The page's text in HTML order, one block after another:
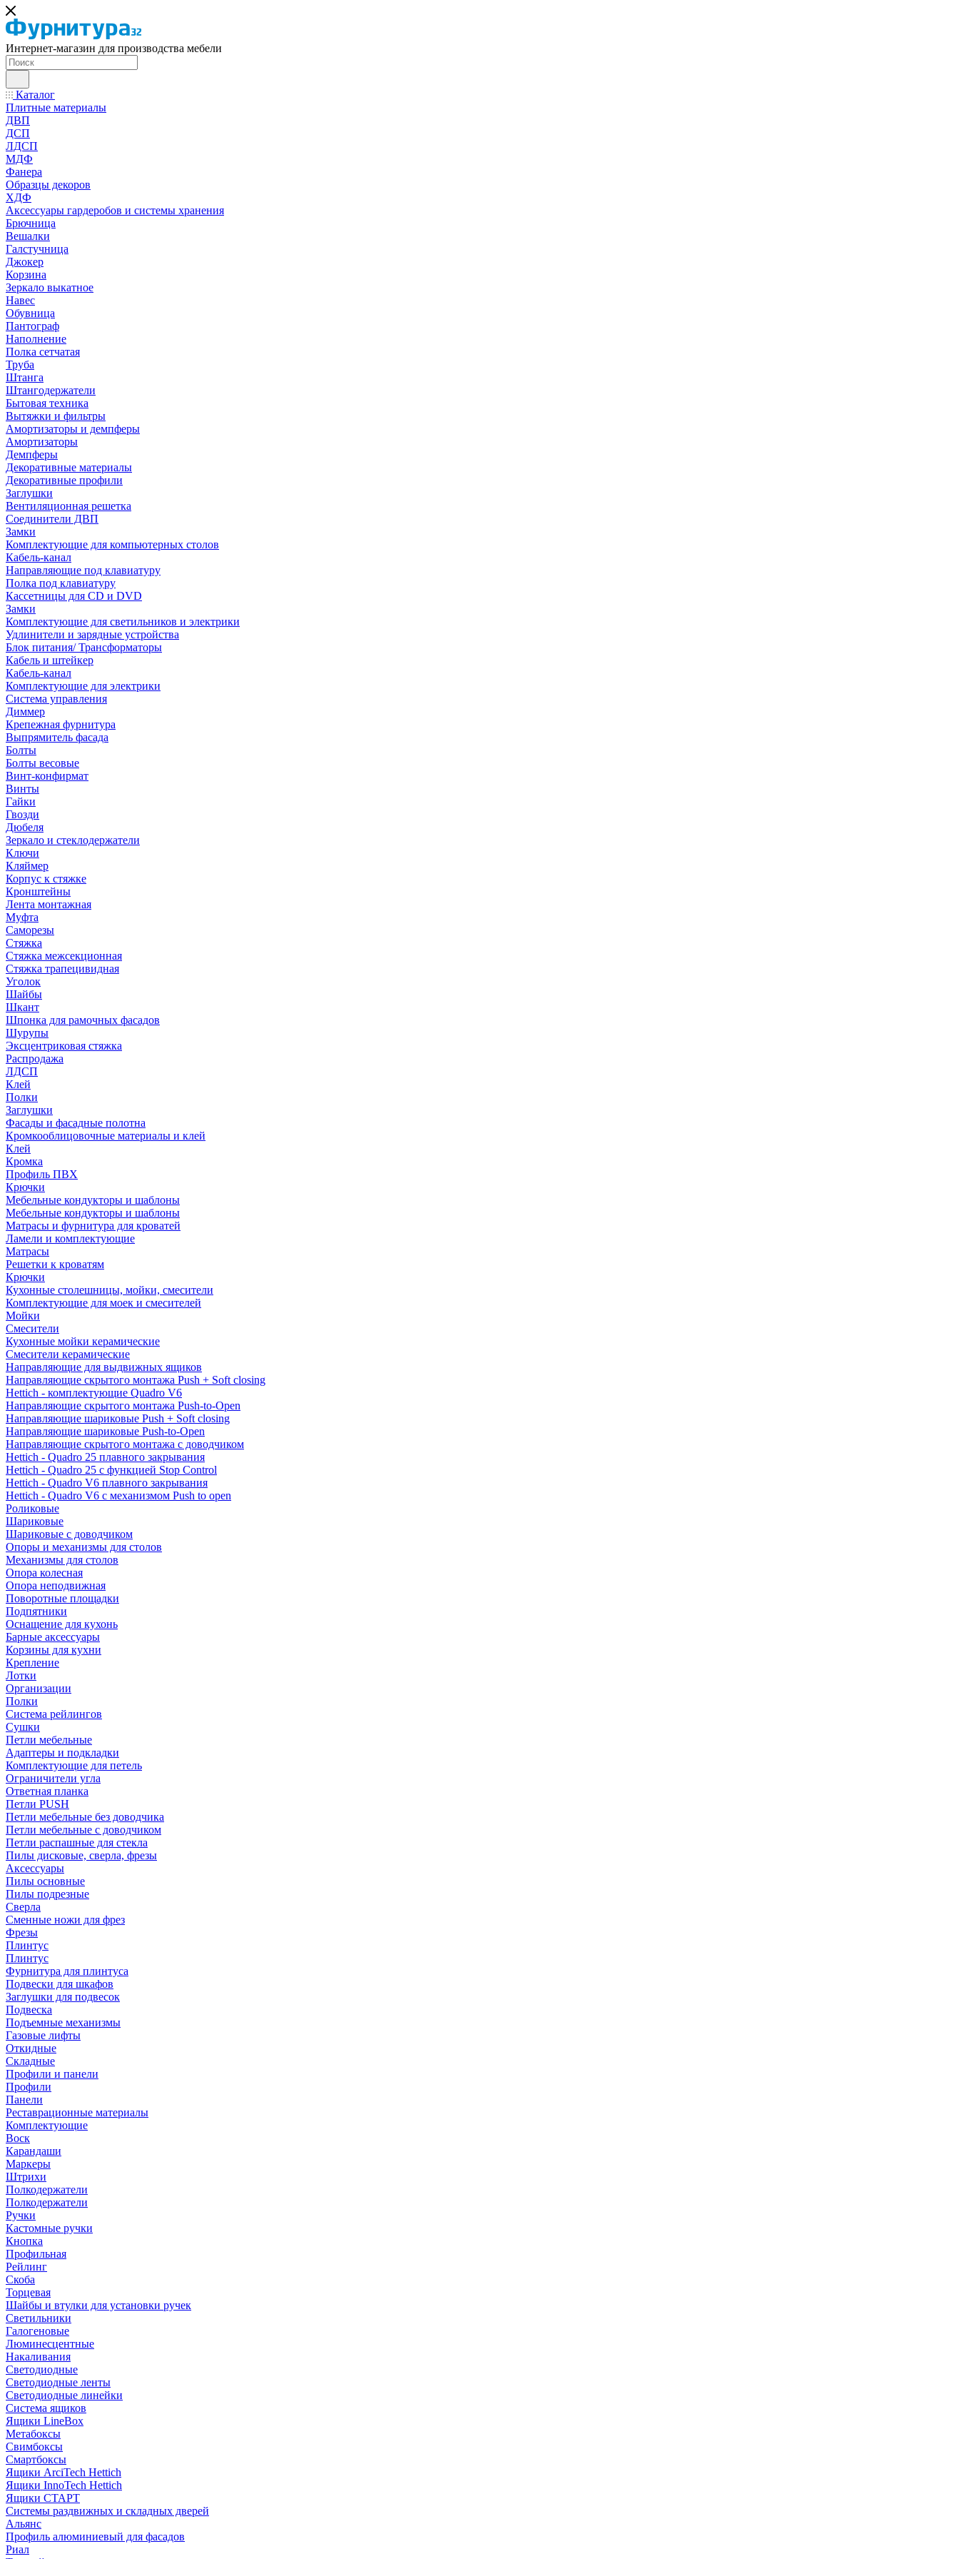
Интернет-магазин для производства мебели
Каталог
Плитные материалы
ДВП
ДСП
ЛДСП
МДФ
Фанера
Образцы декоров
ХДФ
Аксессуары гардеробов и системы хранения
Брючница
Вешалки
Галстучница
Джокер
Корзина
Зеркало выкатное
Навес
Обувница
Пантограф
Наполнение
Полка сетчатая
Труба
Штанга
Штангодержатели
Бытовая техника
Вытяжки и фильтры
Амортизаторы и демпферы
Амортизаторы
Демпферы
Декоративные материалы
Декоративные профили
Заглушки
Вентиляционная решетка
Соединители ДВП
Замки
Комплектующие для компьютерных столов
Кабель-канал
Направляющие под клавиатуру
Полка под клавиатуру
Кассетницы для CD и DVD
Замки
Комплектующие для светильников и электрики
Удлинители и зарядные устройства
Блок питания/ Трансформаторы
Кабель и штейкер
Кабель-канал
Комплектующие для электрики
Система управления
Диммер
Крепежная фурнитура
Выпрямитель фасада
Болты
Болты весовые
Винт-конфирмат
Винты
Гайки
Гвозди
Дюбеля
Зеркало и стеклодержатели
Ключи
Кляймер
Корпус к стяжке
Кронштейны
Лента монтажная
Муфта
Саморезы
Стяжка
Стяжка межсекционная
Стяжка трапецивидная
Уголок
Шайбы
Шкант
Шпонка для рамочных фасадов
Шурупы
Эксцентриковая стяжка
Распродажа
ЛДСП
Клей
Полки
Заглушки
Фасады и фасадные полотна
Кромкооблицовочные материалы и клей
Клей
Кромка
Профиль ПВХ
Крючки
Мебельные кондукторы и шаблоны
Мебельные кондукторы и шаблоны
Матрасы и фурнитура для кроватей
Ламели и комплектующие
Матрасы
Решетки к кроватям
Крючки
Кухонные столешницы, мойки, смесители
Комплектующие для моек и смесителей
Мойки
Смесители
Кухонные мойки керамические
Смесители керамические
Направляющие для выдвижных ящиков
Направляющие скрытого монтажа Push + Soft closing
Hettich - комплектующие Quadro V6
Направляющие скрытого монтажа Push-to-Open
Направляющие шариковые Push + Soft closing
Направляющие шариковые Push-to-Open
Направляющие скрытого монтажа с доводчиком
Hettich - Quadro 25 плавного закрывания
Hettich - Quadro 25 с функцией Stop Control
Hettich - Quadro V6 плавного закрывания
Hettich - Quadro V6 с механизмом Push to open
Роликовые
Шариковые
Шариковые с доводчиком
Опоры и механизмы для столов
Механизмы для столов
Опора колесная
Опора неподвижная
Поворотные площадки
Подпятники
Оснащение для кухонь
Барные аксессуары
Корзины для кухни
Крепление
Лотки
Организации
Полки
Система рейлингов
Сушки
Петли мебельные
Адаптеры и подкладки
Комплектующие для петель
Ограничители угла
Ответная планка
Петли PUSH
Петли мебельные без доводчика
Петли мебельные с доводчиком
Петли распашные для стекла
Пилы дисковые, сверла, фрезы
Аксессуары
Пилы основные
Пилы подрезные
Сверла
Сменные ножи для фрез
Фрезы
Плинтус
Плинтус
Фурнитура для плинтуса
Подвески для шкафов
Заглушки для подвесок
Подвеска
Подъемные механизмы
Газовые лифты
Откидные
Складные
Профили и панели
Профили
Панели
Реставрационные материалы
Комплектующие
Воск
Карандаши
Маркеры
Штрихи
Полкодержатели
Полкодержатели
Ручки
Кастомные ручки
Кнопка
Профильная
Рейлинг
Скоба
Торцевая
Шайбы и втулки для установки ручек
Светильники
Галогеновые
Люминесцентные
Накаливания
Светодиодные
Светодиодные ленты
Светодиодные линейки
Система ящиков
Ящики LineBox
Метабоксы
Свимбоксы
Смартбоксы
Ящики ArciTech Hettich
Ящики InnoTech Hettich
Ящики СТАРТ
Системы раздвижных и складных дверей
Альянс
Профиль алюминиевый для фасадов
Риал